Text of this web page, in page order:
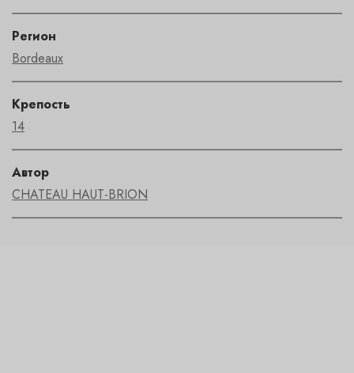
Регион
Bordeaux
Крепость
14
Автор
CHATEAU HAUT-BRION